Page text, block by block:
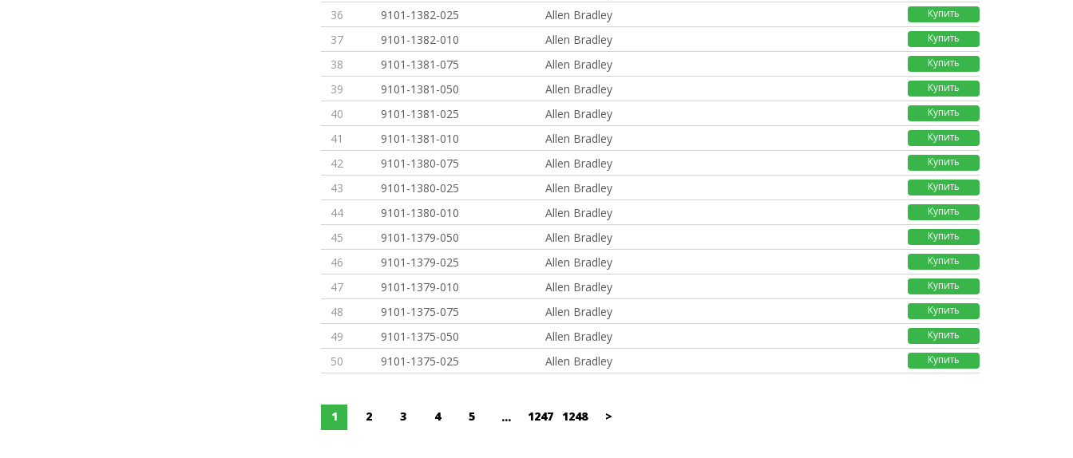
36 9101-1382-025 Allen Bradley Купить
37 9101-1382-010 Allen Bradley Купить
38 9101-1381-075 Allen Bradley Купить
39 9101-1381-050 Allen Bradley Купить
40 9101-1381-025 Allen Bradley Купить
41 9101-1381-010 Allen Bradley Купить
42 9101-1380-075 Allen Bradley Купить
43 9101-1380-025 Allen Bradley Купить
44 9101-1380-010 Allen Bradley Купить
45 9101-1379-050 Allen Bradley Купить
46 9101-1379-025 Allen Bradley Купить
47 9101-1379-010 Allen Bradley Купить
48 9101-1375-075 Allen Bradley Купить
49 9101-1375-050 Allen Bradley Купить
50 9101-1375-025 Allen Bradley Купить
1 2 3 4 5 ... 1247 1248 >